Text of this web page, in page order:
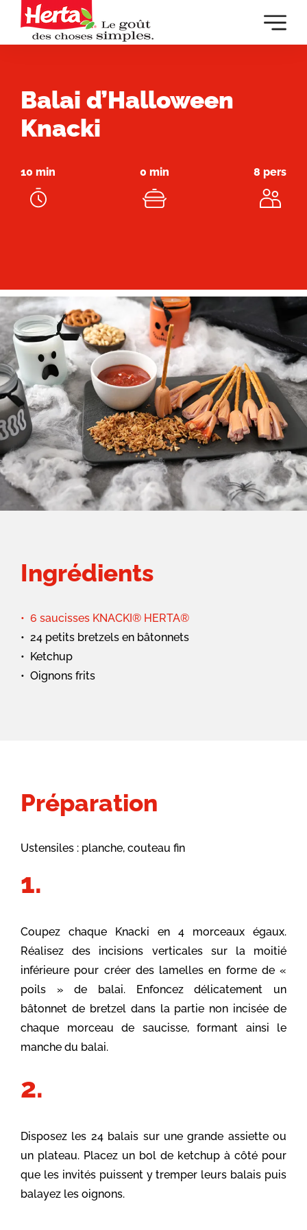
Balai d’Halloween
Knacki
10 min 0 min 8 pers
Ingrédients
6 saucisses KNACKI® HERTA®
24 petits bretzels en bâtonnets
Ketchup
Oignons frits
Préparation
Ustensiles : planche, couteau fin
Coupez chaque Knacki en 4 morceaux égaux.
Réalisez des incisions verticales sur la moitié
inférieure pour créer des lamelles en forme de «
poils » de balai. Enfoncez délicatement un
bâtonnet de bretzel dans la partie non incisée de
chaque morceau de saucisse, formant ainsi le
manche du balai.
Disposez les 24 balais sur une grande assiette ou
un plateau. Placez un bol de ketchup à côté pour
que les invités puissent y tremper leurs balais puis
balayez les oignons.